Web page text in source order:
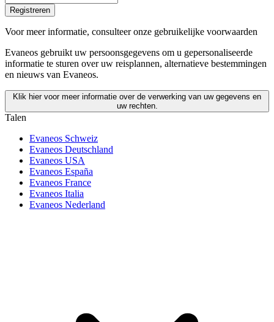
Registreren
Voor meer informatie, consulteer onze gebruikelijke voorwaarden
Evaneos gebruikt uw persoonsgegevens om u gepersonaliseerde
informatie te sturen over uw reisplannen, alternatieve bestemmingen
en nieuws van Evaneos.
Klik hier voor meer informatie over de verwerking van uw gegevens en
uw rechten.
Talen
Evaneos Schweiz
Evaneos Deutschland
Evaneos USA
Evaneos España
Evaneos France
Evaneos Italia
Evaneos Nederland